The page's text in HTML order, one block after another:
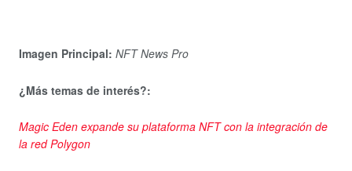
Imagen Principal: NFT News Pro
¿Más temas de interés?:
Magic Eden expande su plataforma NFT con la integración de
la red Polygon